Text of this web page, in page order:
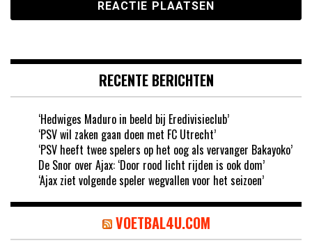
RECENTE BERICHTEN
‘Hedwiges Maduro in beeld bij Eredivisieclub’
‘PSV wil zaken gaan doen met FC Utrecht’
‘PSV heeft twee spelers op het oog als vervanger Bakayoko’
De Snor over Ajax: ‘Door rood licht rijden is ook dom’
‘Ajax ziet volgende speler wegvallen voor het seizoen’
VOETBAL4U.COM